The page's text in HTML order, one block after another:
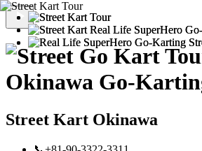
Street Kart Okinawa